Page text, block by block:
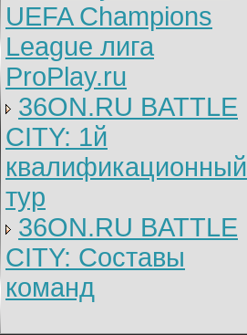
UEFA Champions
League лига
ProPlay.ru
36ON.RU BATTLE
CITY: 1й
квалификационный
тур
36ON.RU BATTLE
CITY: Составы
команд